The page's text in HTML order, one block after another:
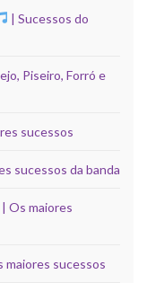
| Sucessos do
Piseiro, Forró e
sucessos
sucessos da banda
| Os maiores
maiores sucessos